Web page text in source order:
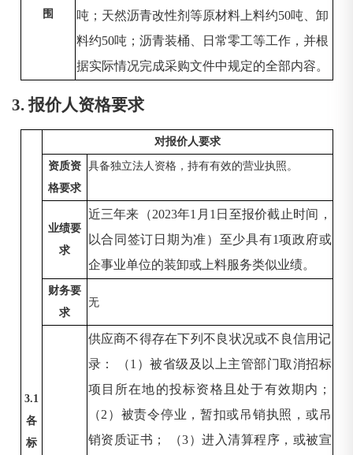
围
吨；天然沥青改性剂等原材料上料约50吨、卸
料约50吨；沥青装桶、日常零工等工作，并根
据实际情况完成采购文件中规定的全部内容。
3. 报价人资格要求
3.1
各
标
对报价人要求
资质资
格要求
具备独立法人资格，持有有效的营业执照。
业绩要
求
近三年来（2023年1月1日至报价截止时间，
以合同签订日期为准）至少具有1项政府或
企事业单位的装卸或上料服务类似业绩。
财务要
求
无
供应商不得存在下列不良状况或不良信用记
录：
（1）被省级及以上主管部门取消招标
项目所在地的投标资格且处于有效期内；
（2）被责令停业，暂扣或吊销执照，或吊
销资质证书； （3）进入清算程序，或被宣